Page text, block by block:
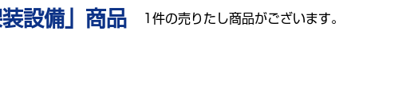
装設備」商品 1件の売りたし商品がございます。